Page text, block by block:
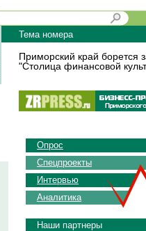
Тема номера
Приморский край борется
"Столица финансовой
Опрос
Спецпроекты
Интервью
Аналитика
Наши партнеры